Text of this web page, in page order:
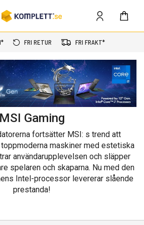
FRI RETUR FRI FRAKT*
MSI Gaming
fortsätter MSI: s trend att
maskiner med estetiska
användarupplevelsen och släpper
spelaren och skaparna. Nu med den
Intel-processor levererar slående
prestanda!